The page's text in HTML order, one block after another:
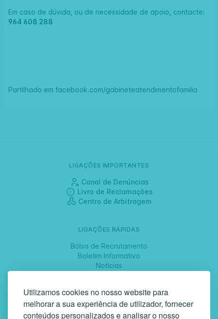
Utilizamos cookies no nosso website para
melhorar a sua experiência de utilizador, fornecer
conteúdos personalizados e analisar o nosso
Em caso de dúvida, ou de necessidade de apoio, contacte:
964 608 288
Partilhado em facebook.com/gabineteatendimentofamilia
LIGAÇÕES IMPORTANTES
Canal de Denúncias
Livro de Reclamações
Centro de Arbitragem
LIGAÇÕES RÁPIDAS
Bolsa de Recrutamento
Boletim Informativo
Notícias
SIGA-NOS